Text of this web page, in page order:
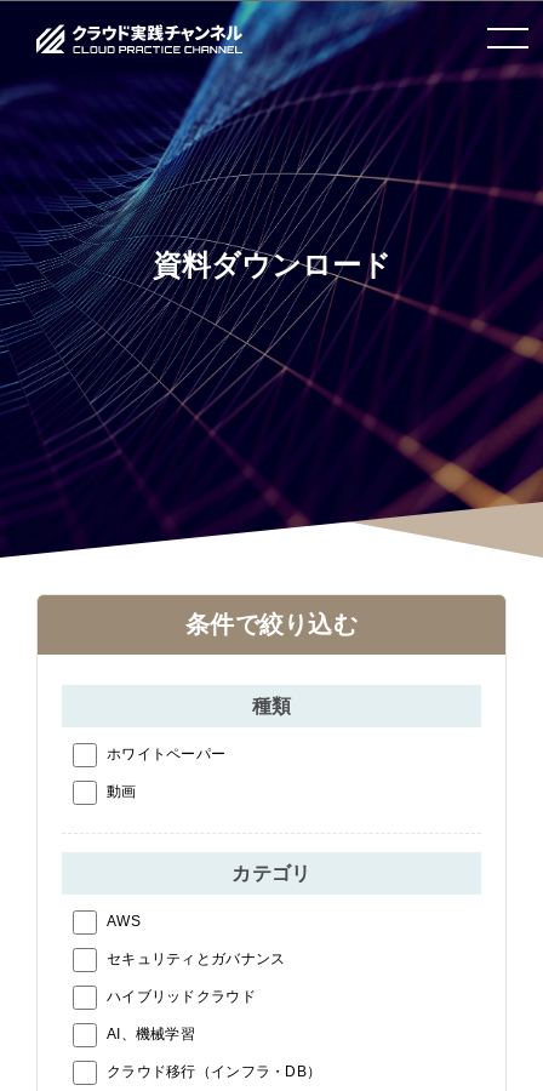
toggle
navigation
資料ダウンロード
条件で絞り込む
種類
ホワイトペーパー
動画
カテゴリ
AWS
セキュリティとガバナンス
ハイブリッドクラウド
AI、機械学習
クラウド移行（インフラ・DB）